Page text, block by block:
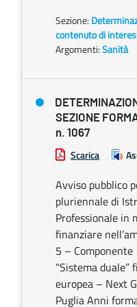
Sezione:
contenuto di
Argomenti:Sanità
SEZIONE
n. 1067
Scarica
Avviso pubblico
pluriennale di
Professionale in
finanziare
5 –
“Sistema duale”
europea – Next
Puglia Anni